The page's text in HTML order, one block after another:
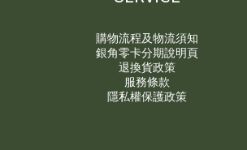
購物流程及物流須知
銀角零卡分期說明頁
退換貨政策
服務條款
隱私權保護政策